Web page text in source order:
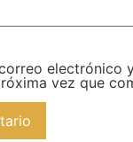
electrónico
vez que